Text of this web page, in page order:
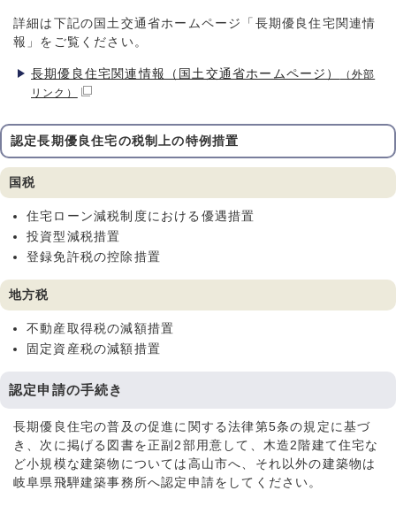
詳細は下記の国土交通省ホームページ「長期優良住宅関連情
報」をご覧ください。
長期優良住宅関連情報（国土交通省ホームページ）
（外部
リンク）
認定長期優良住宅の税制上の特例措置
国税
住宅ローン減税制度における優遇措置
投資型減税措置
登録免許税の控除措置
地方税
不動産取得税の減額措置
固定資産税の減額措置
認定申請の手続き
長期優良住宅の普及の促進に関する法律第5条の規定に基づ
き、次に掲げる図書を正副2部用意して、木造2階建て住宅な
ど小規模な建築物については高山市へ、それ以外の建築物は
岐阜県飛騨建築事務所へ認定申請をしてください。